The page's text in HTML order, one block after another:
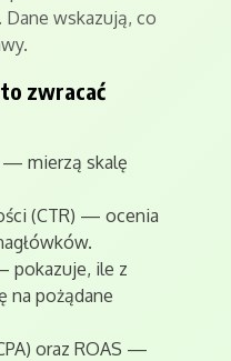
wskazują, co
zwracać
— mierzą skalę
(CTR) — ocenia
pokazuje, ile z
na pożądane
oraz ROAS —